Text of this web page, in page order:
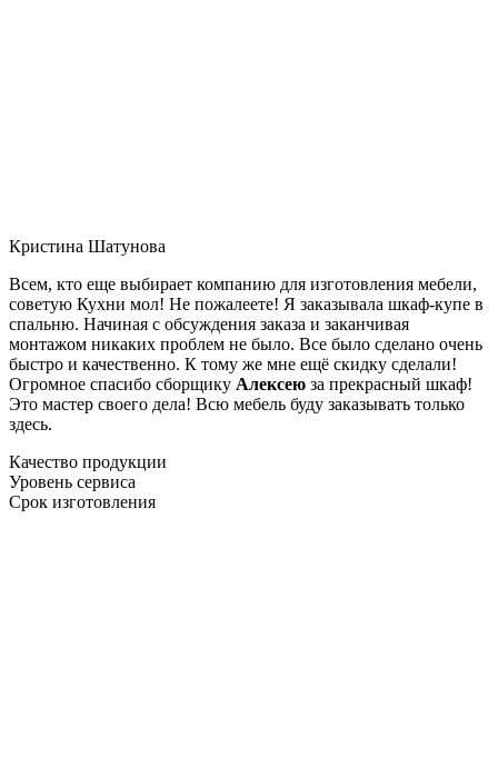
Кристина Шатунова
Всем, кто еще выбирает компанию для изготовления мебели,
советую Кухни мол! Не пожалеете! Я заказывала шкаф-купе в
спальню. Начиная с обсуждения заказа и заканчивая
монтажом никаких проблем не было. Все было сделано очень
быстро и качественно. К тому же мне ещё скидку сделали!
Огромное спасибо сборщику Алексею за прекрасный шкаф!
Это мастер своего дела! Всю мебель буду заказывать только
здесь.
Качество продукции
Уровень сервиса
Срок изготовления